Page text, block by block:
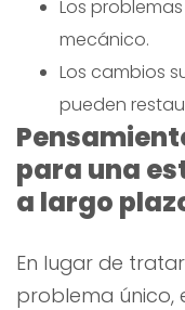
Los
mecánico.
Los cambios
pueden
para una
a largo
En lugar de
problema único,